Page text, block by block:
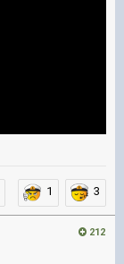
1 3
212